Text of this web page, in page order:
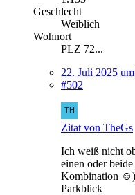
Geschlecht
Weiblich
Wohnort
PLZ 72...
22. Juli 2025
#502
Zitat von TheGs
Ich weiß nicht
einen oder
Kombination ☺️):
Parkblick